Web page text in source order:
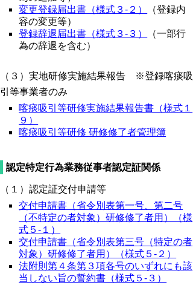
変更登録届出書（様式３-２）
（登録内
容の変更等）
登録辞退届出書（様式３-３）
（一部行
為の辞退を含む）
（３）実地研修実施結果報告 ※登録喀痰吸
引等事業者のみ
喀痰吸引等研修実施結果報告書（様式１
９）
喀痰吸引等研修 研修修了者管理簿
認定特定行為業務従事者認定証関係
（１）認定証交付申請等
交付申請書（省令別表第一号、第二号
（不特定の者対象）研修修了者用）（様
式５-１）
交付申請書（省令別表第三号（特定の者
対象）研修修了者用）（様式５-２）
法附則第４条第３項各号のいずれにも該
当しない旨の誓約書（様式５-３）